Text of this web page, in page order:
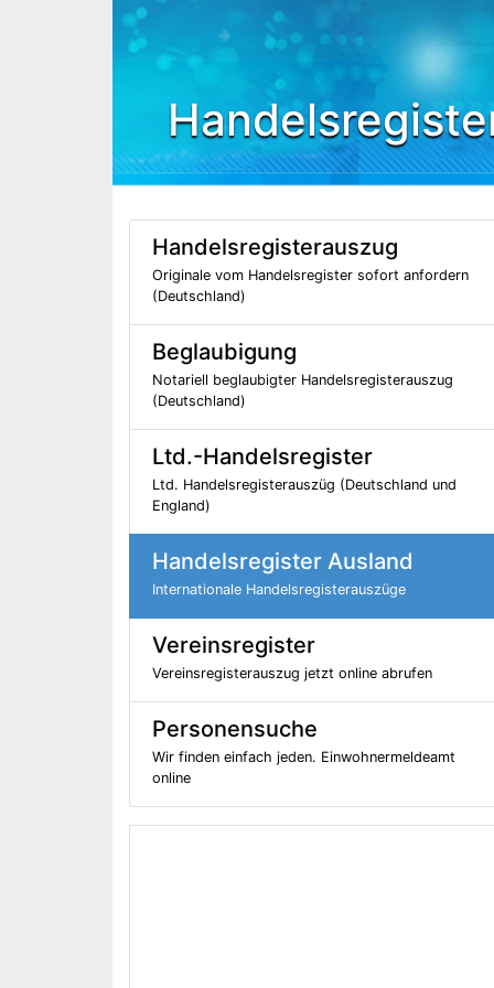
Handelsregisterauszug
Originale vom Handelsregister sofort anfordern
(Deutschland)
Beglaubigung
Notariell beglaubigter Handelsregisterauszug
(Deutschland)
Ltd.-Handelsregister
Ltd. Handelsregisterauszüg (Deutschland und
England)
Handelsregister Ausland
Internationale Handelsregisterauszüge
Vereinsregister
Vereinsregisterauszug jetzt online abrufen
Personensuche
Wir finden einfach jeden. Einwohnermeldeamt
online